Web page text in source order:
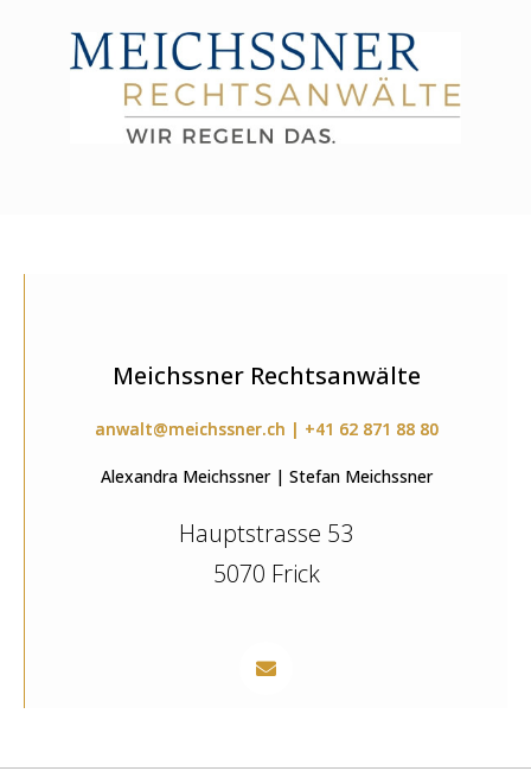
Meichssner Rechtsanwälte
anwalt@meichssner.ch | +41 62 871 88 80
Alexandra Meichssner | Stefan Meichssner
Hauptstrasse 53
5070 Frick